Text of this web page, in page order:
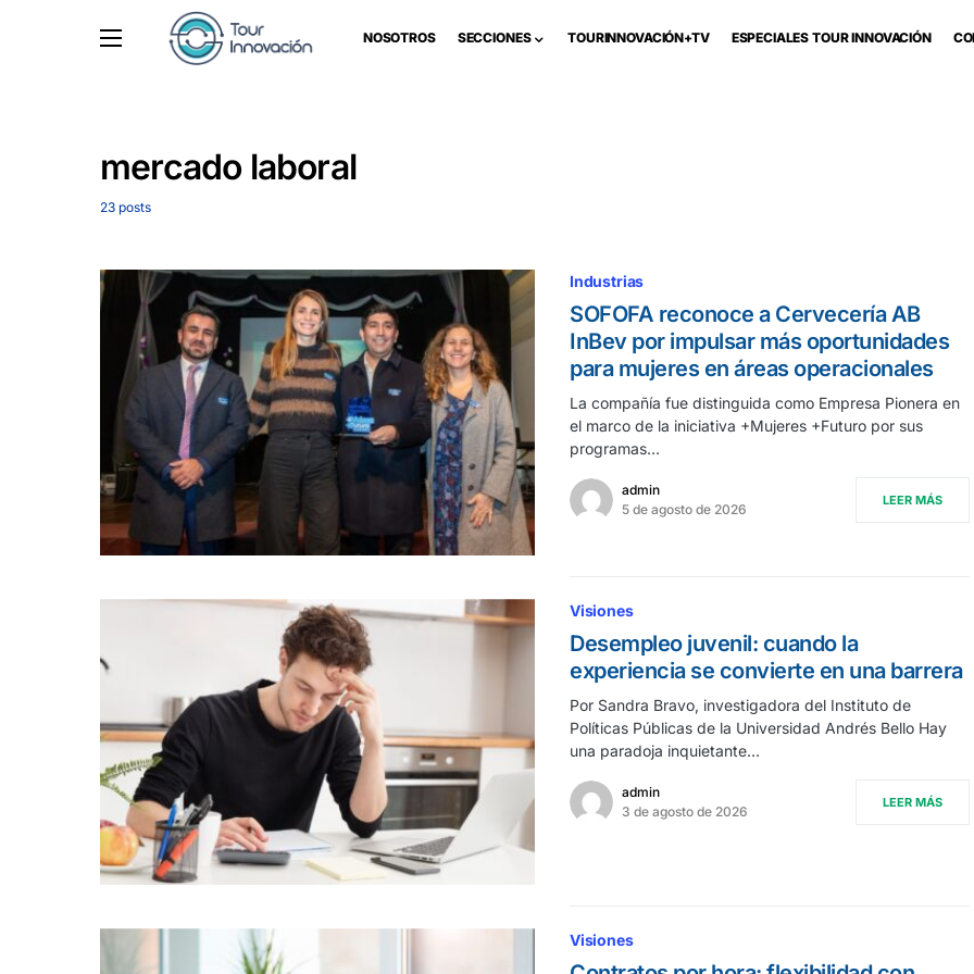
NOSOTROS SECCIONES TOURINNOVACIÓN+TV ESPECIALES TOUR INNOVACIÓN
mercado laboral
23 posts
Industrias
SOFOFA reconoce a Cervecería AB
InBev por impulsar más oportunidades
para mujeres en áreas operacionales
La compañía fue distinguida como Empresa Pionera en
el marco de la iniciativa +Mujeres +Futuro por sus
programas…
admin
5 de agosto de 2026
LEER MÁS
Visiones
Desempleo juvenil: cuando la
experiencia se convierte en una barrera
Por Sandra Bravo, investigadora del Instituto de
Políticas Públicas de la Universidad Andrés Bello Hay
una paradoja inquietante…
admin
3 de agosto de 2026
LEER MÁS
Visiones